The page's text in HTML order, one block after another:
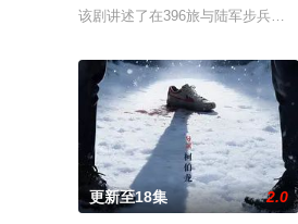
该剧讲述了在396旅与陆军步兵学
更新至18集 2.0